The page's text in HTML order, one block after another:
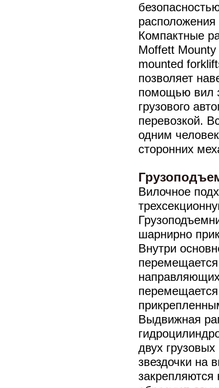
Компактные
Moffett
mounted
позволяет
помощью вил
грузового
перевозкой.
одним
сторонних
Вилочное
шарнирно
Внутри
перемещается
Выдвижная
двух
звездочки на